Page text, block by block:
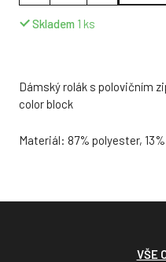
Skladem 1 ks
Dámský rolák s polovičním
color block
Materiál: 87% polyester,
VŠE